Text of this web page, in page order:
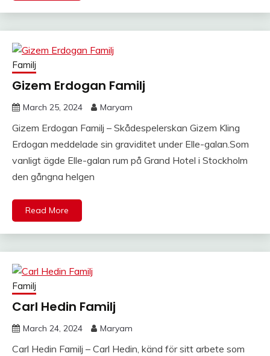
Familj
Gizem Erdogan Familj
March 25, 2024 Maryam
Gizem Erdogan Familj – Skådespelerskan Gizem Kling
Erdogan meddelade sin graviditet under Elle-galan.Som
vanligt ägde Elle-galan rum på Grand Hotel i Stockholm
den gångna helgen
Read More
Familj
Carl Hedin Familj
March 24, 2024 Maryam
Carl Hedin Familj – Carl Hedin, känd för sitt arbete som